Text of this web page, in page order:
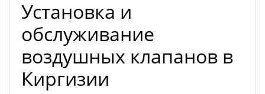
Установка и
обслуживание
воздушных клапанов в
Киргизии